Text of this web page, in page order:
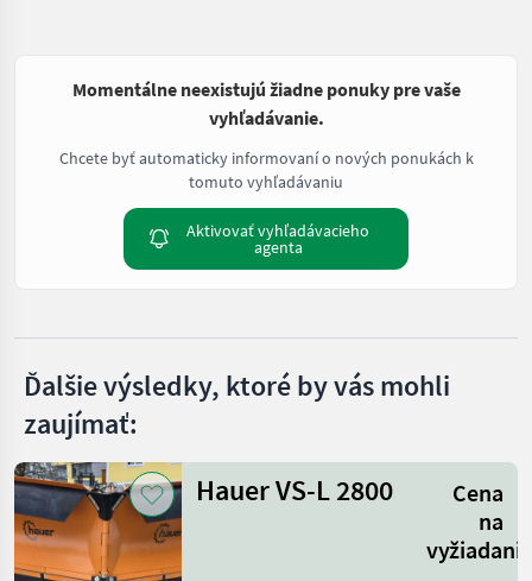
Momentálne neexistujú žiadne ponuky pre vaše
vyhľadávanie.
Chcete byť automaticky informovaní o nových ponukách k
tomuto vyhľadávaniu
Aktivovať vyhľadávacieho
agenta
Ďalšie výsledky, ktoré by vás mohli
zaujímať:
Hauer VS-L 2800
Cena
na